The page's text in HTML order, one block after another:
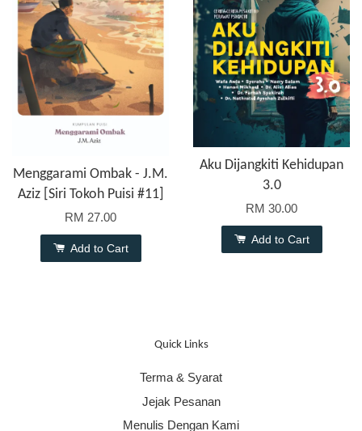
Menggarami Ombak - J.M.
Aziz [Siri Tokoh Puisi #11]
RM 27.00
Add to Cart
Aku Dijangkiti Kehidupan
3.0
RM 30.00
Add to Cart
Quick Links
Terma & Syarat
Jejak Pesanan
Menulis Dengan Kami